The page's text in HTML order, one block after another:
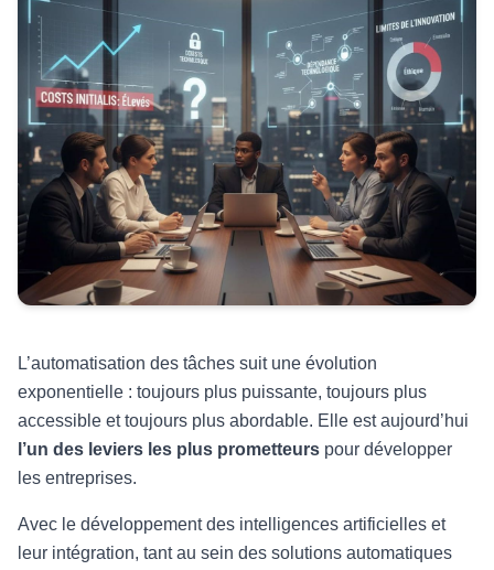
L’automatisation des tâches suit une évolution
exponentielle : toujours plus puissante, toujours plus
accessible et toujours plus abordable. Elle est aujourd’hui
l’un des leviers les plus prometteurs pour développer
les entreprises.
Avec le développement des intelligences artificielles et
leur intégration, tant au sein des solutions automatiques